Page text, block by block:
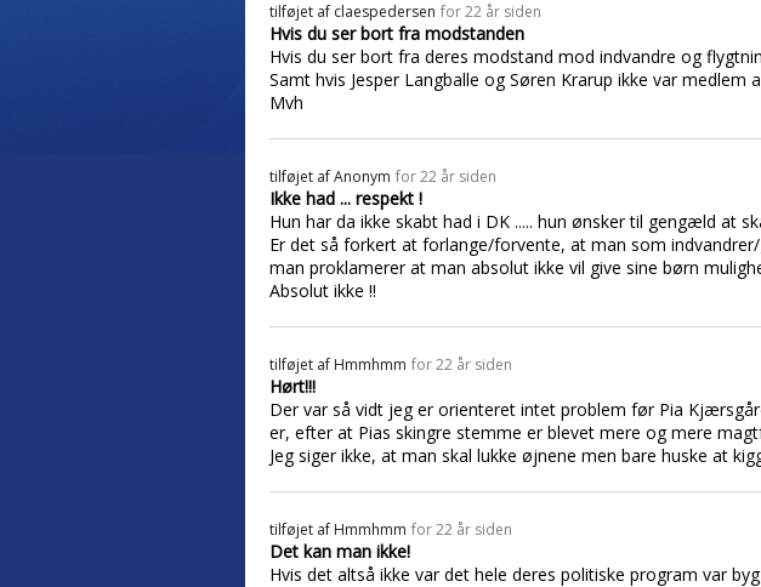
tilføjet af claespedersen for 22 år siden
Hvis du ser bort fra modstanden
Hvis du ser bort fra deres modstand mod indvandre og
Samt hvis Jesper Langballe og Søren Krarup ikke var
Mvh
tilføjet afAnonym for 22 år siden
Ikke had ... respekt !
Hun har da ikke skabt had i DK ..... hun ønsker til gengæld at
Er det så forkert at forlange/forvente, at man som
man proklamerer at man absolut ikke vil give sine børn
Absolut ikke !!
tilføjet af Hmmhmm for 22 år siden
Hørt!!!
Der var så vidt jeg er orienteret intet problem før Pia
er, efter at Pias skingre stemme er blevet mere og mere
Jeg siger ikke, at man skal lukke øjnene men bare huske at
tilføjet af Hmmhmm for 22 år siden
Det kan man ikke!
Hvis det altså ikke var det hele deres politiske program var